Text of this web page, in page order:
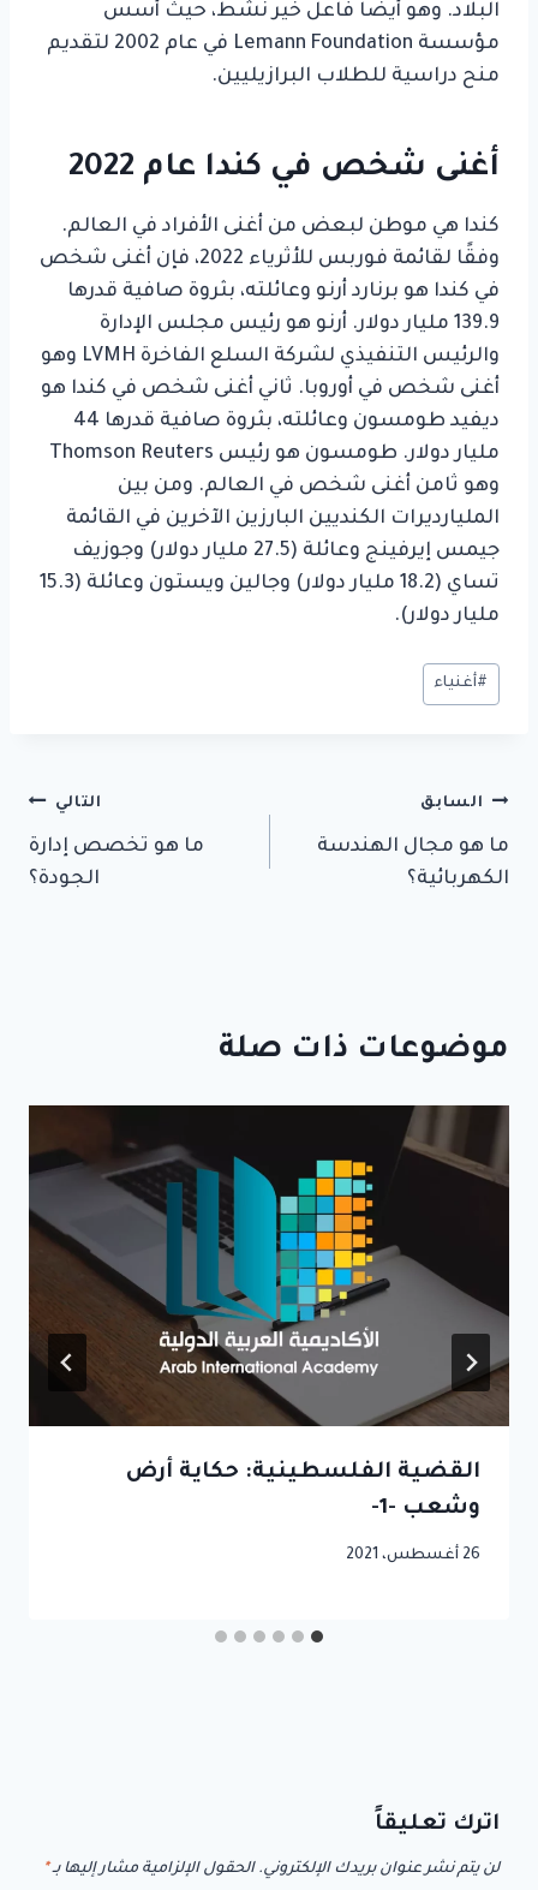
البلاد. وهو أيضًا فاعل خير نشط، حيث أسس
مؤسسة Lemann Foundation في عام 2002 لتقديم
منح دراسية للطلاب البرازيليين.
أغنى شخص في كندا عام 2022
كندا هي موطن لبعض من أغنى الأفراد في العالم.
وفقًا لقائمة فوربس للأثرياء 2022، فإن أغنى شخص
في كندا هو برنارد أرنو وعائلته، بثروة صافية قدرها
139.9 مليار دولار. أرنو هو رئيس مجلس الإدارة
والرئيس التنفيذي لشركة السلع الفاخرة LVMH وهو
أغنى شخص في أوروبا. ثاني أغنى شخص في كندا هو
ديفيد طومسون وعائلته، بثروة صافية قدرها 44
مليار دولار. طومسون هو رئيس Thomson Reuters
وهو ثامن أغنى شخص في العالم. ومن بين
المليارديرات الكنديين البارزين الآخرين في القائمة
جيمس إيرفينج وعائلة (27.5 مليار دولار) وجوزيف
تساي (18.2 مليار دولار) وجالين ويستون وعائلة (15.3
مليار دولار).
وسوم
المقال:
#أغنياء
تصفّح
المقالات
السابق
ما هو مجال الهندسة
الكهربائية؟
التالي
ما هو تخصص إدارة
الجودة؟
موضوعات ذات صلة
القضية الفلسطينية: حكاية أرض
وشعب -1-
26 أغسطس، 2021
اترك تعليقاً
لن يتم نشر عنوان بريدك الإلكتروني. الحقول الإلزامية مشار إليها بـ*